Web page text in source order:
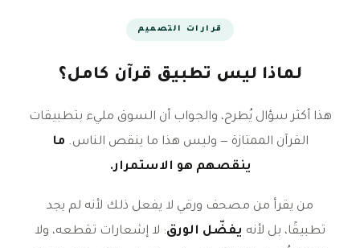
قرارات التصميم
لماذا ليس تطبيق قرآن كامل؟
هذا أكثر سؤال يُطرح، والجواب أن السوق مليء بتطبيقات
القرآن الممتازة — وليس هذا ما ينقص الناس. ما
ينقصهم هو الاستمرار.
من يقرأ من مصحف ورقي لا يفعل ذلك لأنه لم يجد
تطبيقًا، بل لأنه يفضّل الورق: لا إشعارات تقطعه، ولا